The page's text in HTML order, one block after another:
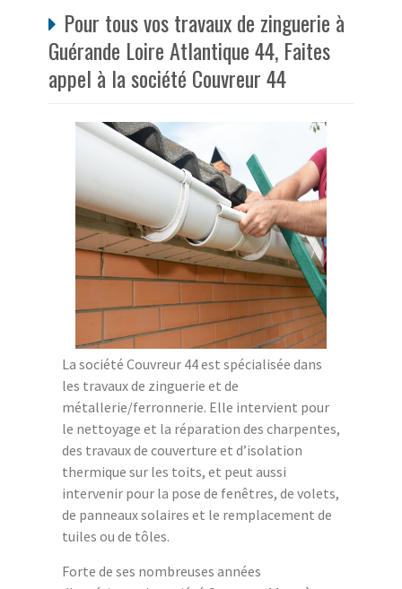
Pour tous vos travaux de zinguerie à
Guérande Loire Atlantique 44, Faites
appel à la société Couvreur 44
La société Couvreur 44 est spécialisée dans
les travaux de zinguerie et de
métallerie/ferronnerie. Elle intervient pour
le nettoyage et la réparation des charpentes,
des travaux de couverture et d’isolation
thermique sur les toits, et peut aussi
intervenir pour la pose de fenêtres, de volets,
de panneaux solaires et le remplacement de
tuiles ou de tôles.
Forte de ses nombreuses années